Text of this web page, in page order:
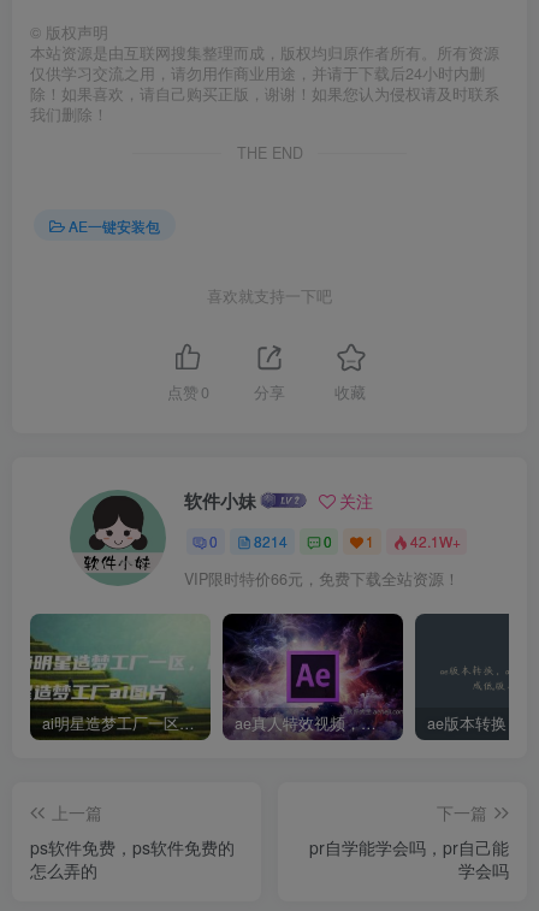
© 版权声明
本站资源是由互联网搜集整理而成，版权均归原作者所有。所有资源
仅供学习交流之用，请勿用作商业用途，并请于下载后24小时内删
除！如果喜欢，请自己购买正版，谢谢！如果您认为侵权请及时联系
我们删除！
THE END
AE一键安装包
喜欢就支持一下吧
点赞 0 分享 收藏
软件小妹 关注
0 8214 0 1 42.1W+
VIP限时特价66元，免费下载全站资源！
ai明星造梦工厂一区，明星造梦工厂ai图片 ae真人特效视频，大学生第一次做ppt怎么做
上一篇
ps软件免费，ps软件免费的
怎么弄的
下一篇
pr自学能学会吗，pr自己能
学会吗